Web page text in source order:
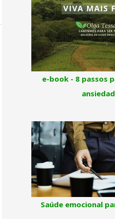
e-book - 8 passos
Saúde emocional